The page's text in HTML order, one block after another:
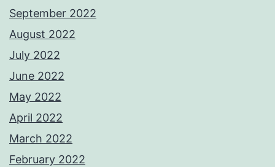
September 2022
August 2022
July 2022
June 2022
May 2022
April 2022
March 2022
February 2022